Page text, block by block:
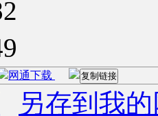
网通下载 复制链接
另存到我